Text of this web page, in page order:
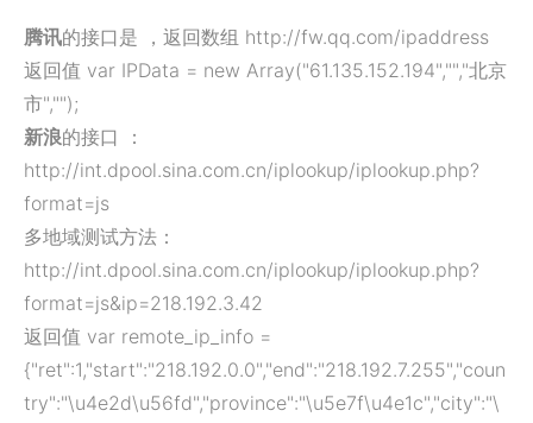
腾讯的接口是 ，返回数组 http://fw.qq.com/ipaddress
返回值 var IPData = new Array("61.135.152.194","","北京
市","");
新浪的接口 ：
http://int.dpool.sina.com.cn/iplookup/iplookup.php?
format=js
多地域测试方法：
http://int.dpool.sina.com.cn/iplookup/iplookup.php?
format=js&ip=218.192.3.42
返回值 var remote_ip_info =
{"ret":1,"start":"218.192.0.0","end":"218.192.7.255","coun
try":"\u4e2d\u56fd","province":"\u5e7f\u4e1c","city":"\